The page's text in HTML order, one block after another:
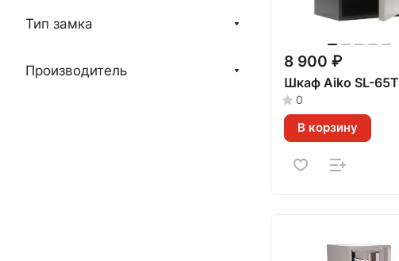
8 900 ₽
Шкаф Aiko SL-65T
0
В корзину
Тип замка
Производитель